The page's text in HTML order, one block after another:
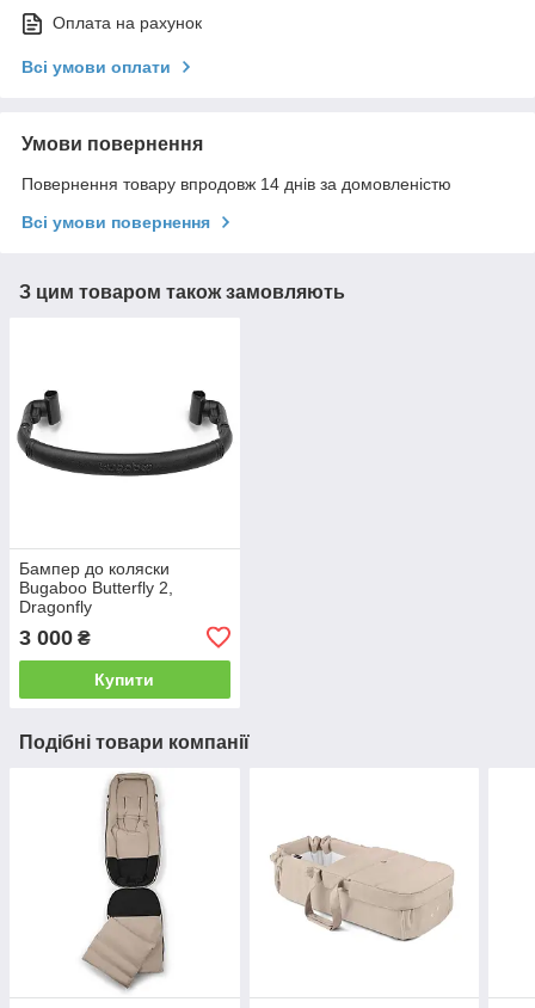
Оплата на рахунок
Всі умови оплати
Умови повернення
Повернення товару впродовж 14 днів за домовленістю
Всі умови повернення
З цим товаром також замовляють
Бампер до коляски
Bugaboo Butterfly 2,
Dragonfly
3 000 ₴
Купити
Подібні товари компанії